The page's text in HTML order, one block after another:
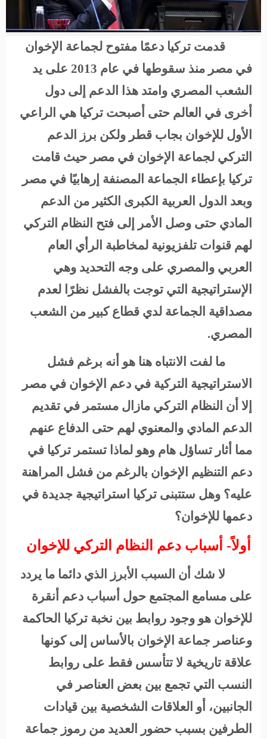
قدمت تركيا دعمًا مفتوح لجماعة الإخوان
في مصر منذ سقوطها في عام 2013 على يد
الشعب المصري وامتد هذا الدعم إلى دول
أخرى في العالم حتى أصبحت تركيا هي الراعي
الأول للإخوان بجاب قطر ولكن برز الدعم
التركي لجماعة الإخوان في مصر حيث قامت
تركيا بإعطاء الجماعة المصنفة إرهابيًا في مصر
وبعد الدول العربية الكبرى الكثير من الدعم
المادي حتى وصل الأمر إلى فتح النظام التركي
لهم قنوات تلفزيونية لمخاطبة الرأي العام
العربي والمصري على وجه التحديد وهي
الإستراتيجية التي توجت بالفشل نظرًا لعدم
مصداقية الجماعة لدي قطاع كبير من الشعب
المصري.
ما لفت الانتباه هنا هو أنه برغم فشل
الاستراتيجية التركية في دعم الإخوان في مصر
إلا أن النظام التركي مازال مستمر في تقديم
الدعم المادي والمعنوي لهم حتى الدفاع عنهم
مما أثار تساؤل هام وهو لماذا تستمر تركيا في
دعم التنظيم الإخوان بالرغم من فشل المراهنة
عليه؟ وهل ستتبنى تركيا استراتيجية جديدة في
دعمها للإخوان؟
أولاً- أسباب دعم النظام التركي للإخوان
لا شك أن السبب الأبرز الذي دائما ما يردد
على مسامع المجتمع حول أسباب دعم أنقرة
للإخوان هو وجود روابط بين نخبة تركيا الحاكمة
وعناصر جماعة الإخوان بالأساس إلى كونها
علاقة تاريخية لا تتأسس فقط على روابط
النسب التي تجمع بين بعض العناصر في
الجانبين، أو العلاقات الشخصية بين قيادات
الطرفين بسبب حضور العديد من رموز جماعة